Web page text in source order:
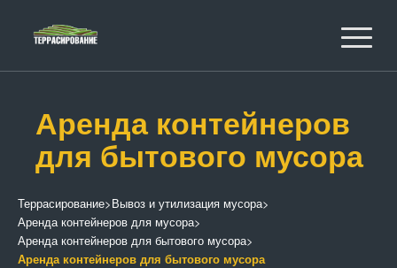
Аренда контейнеров
для бытового мусора
Террасирование>Вывоз и утилизация мусора>
Аренда контейнеров для мусора>
Аренда контейнеров для бытового мусора>
Аренда контейнеров для бытового мусора